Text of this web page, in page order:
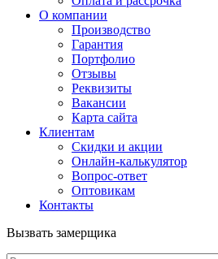
О компании
Производство
Гарантия
Портфолио
Отзывы
Реквизиты
Вакансии
Карта сайта
Клиентам
Скидки и акции
Онлайн-калькулятор
Вопрос-ответ
Оптовикам
Контакты
Вызвать замерщика